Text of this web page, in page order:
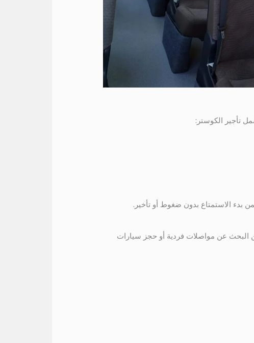
تأجير الكوستر:
بدء الاستمتاع بدون ضغوط أو تأخير.
والاقتصادي. فبدلًا من البحث عن مواصلات فردية أو حجز سيارات